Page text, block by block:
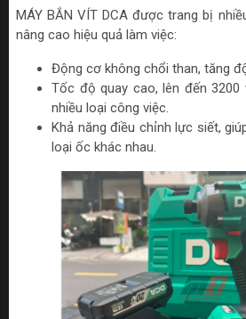
MÁY BẮN VÍT DCA được trang bị
nâng cao hiệu quả làm việc:
Động cơ không chổi than, tăng
Tốc độ quay cao, lên đến 3200
nhiều loại công việc.
Khả năng điều chỉnh lực siết,
loại ốc khác nhau.